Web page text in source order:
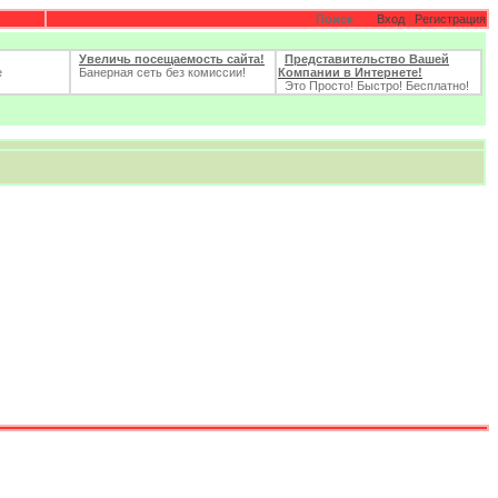
Поиск Вход | Регистрация
Увеличь посещаемость сайта!
Банерная сеть без комиссии!
Представительство Вашей
Компании в Интернете!
Это Просто! Быстро! Бесплатно!